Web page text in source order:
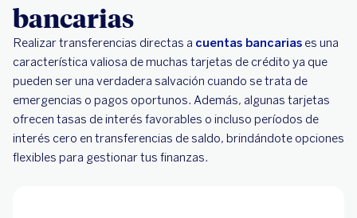
bancarias
Realizar transferencias directas a cuentas bancarias es una
característica valiosa de muchas tarjetas de crédito ya que
pueden ser una verdadera salvación cuando se trata de
emergencias o pagos oportunos. Además, algunas tarjetas
ofrecen tasas de interés favorables o incluso períodos de
interés cero en transferencias de saldo, brindándote opciones
flexibles para gestionar tus finanzas.